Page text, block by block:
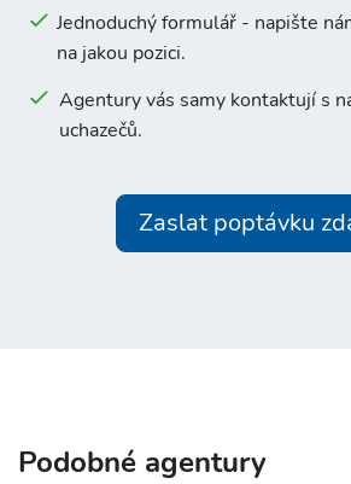
Jednoduchý formulář - napište
na jakou pozici.
Agentury vás samy kontaktují s
uchazečů.
Zaslat poptávku
Podobné agentury